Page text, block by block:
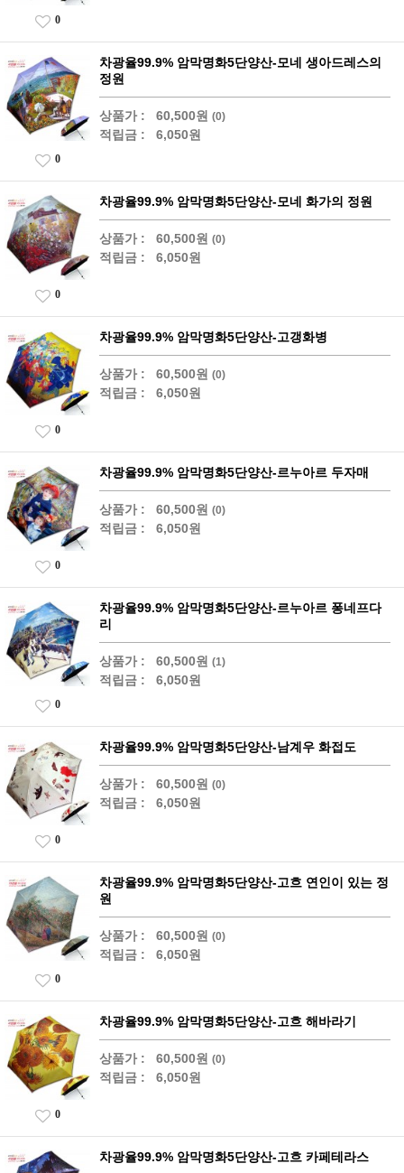
0
차광율99.9% 암막명화5단양산-모네 생아드레스의
정원
상품가 : 60,500원 (0)
적립금 : 6,050원
0
차광율99.9% 암막명화5단양산-모네 화가의 정원
상품가 : 60,500원 (0)
적립금 : 6,050원
0
차광율99.9% 암막명화5단양산-고갱화병
상품가 : 60,500원 (0)
적립금 : 6,050원
0
차광율99.9% 암막명화5단양산-르누아르 두자매
상품가 : 60,500원 (0)
적립금 : 6,050원
0
차광율99.9% 암막명화5단양산-르누아르 퐁네프다
리
상품가 : 60,500원 (1)
적립금 : 6,050원
0
차광율99.9% 암막명화5단양산-남계우 화접도
상품가 : 60,500원 (0)
적립금 : 6,050원
0
차광율99.9% 암막명화5단양산-고흐 연인이 있는 정
원
상품가 : 60,500원 (0)
적립금 : 6,050원
0
차광율99.9% 암막명화5단양산-고흐 해바라기
상품가 : 60,500원 (0)
적립금 : 6,050원
0
차광율99.9% 암막명화5단양산-고흐 카페테라스